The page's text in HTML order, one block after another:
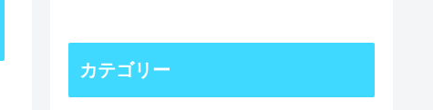
カテゴリー